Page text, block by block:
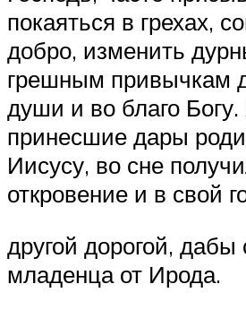
покаяться в грехах,
добро, изменить
грешным привычкам
души и во благо
принесшие дары
Иисусу, во сне
откровение и в свой
другой дорогой, дабы
младенца от Ирода.